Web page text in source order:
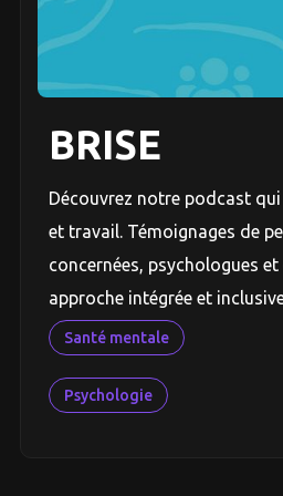
BRISE
Découvrez notre podcast
et travail. Témoignages de
concernées, psychologues
approche intégrée et
Santé mentale
Psychologie